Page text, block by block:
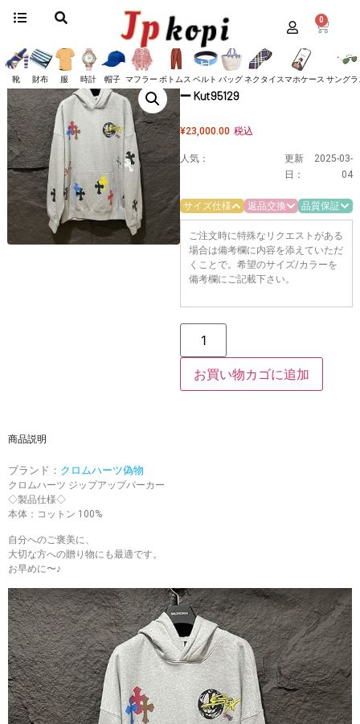
0
靴 財布 服 時計 帽子 マフラー ボトムス ベルト バッグネクタイ スマホケース サング
ホーム /クロムハーツ /パーカー/ クロムハーツ ジップアップパーカー
クロムハーツ ジップアップパーカ
ー Kut95129
¥23,000.00 税込
人気：
更新
日：
2025-03-
04
サイズ仕様 返品交換 品質保証
ご注文時に特殊なリクエストがある
場合は備考欄に内容を添えていただ
くことで。希望のサイズ/カラーを
備考欄にご記載下さい。
お買い物カゴに追加
商品説明
ブランド： クロムハーツ偽物
クロムハーツ ジップアップパーカー
◇製品仕様◇
本体：コットン 100%
自分へのご褒美に、
大切な方への贈り物にも最適です。
お早めに〜♪